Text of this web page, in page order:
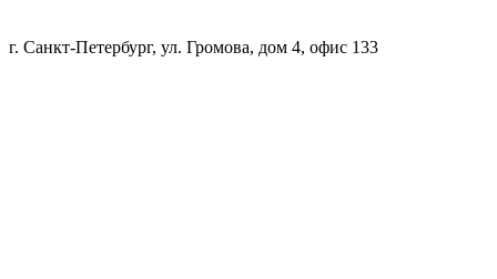
г. Санкт-Петербург, ул. Громова, дом 4, офис 133